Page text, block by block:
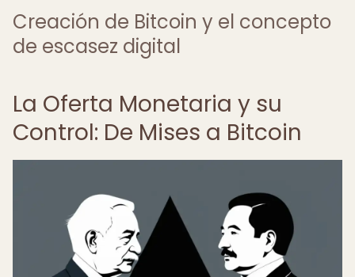
Creación de Bitcoin y el concepto
de escasez digital
La Oferta Monetaria y su
Control: De Mises a Bitcoin